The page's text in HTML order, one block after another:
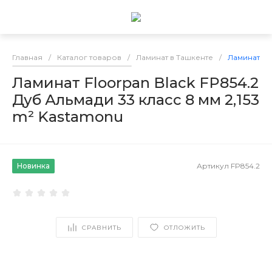
Главная / Каталог товаров / Ламинат в Ташкенте / Ламинат
Ламинат Floorpan Black FP854.2
Дуб Альмади 33 класс 8 мм 2,153
m² Kastamonu
Новинка Артикул FP854.2
СРАВНИТЬ ОТЛОЖИТЬ